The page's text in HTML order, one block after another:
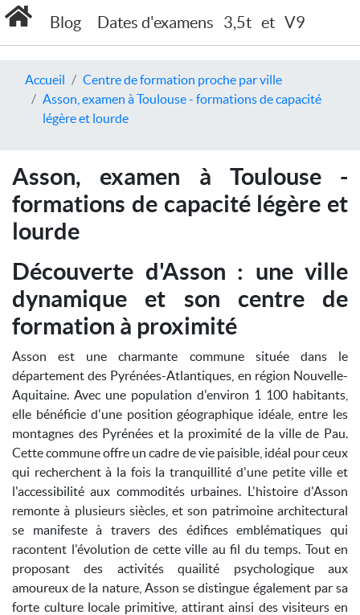
Blog Dates d'examens 3,5t et V9
Accueil
Centre de formation proche par ville
Asson, examen à Toulouse - formations de capacité
légère et lourde
Asson, examen à Toulouse -
formations de capacité légère et
lourde
Découverte d'Asson : une ville
dynamique et son centre de
formation à proximité
Asson est une charmante commune située dans le
département des Pyrénées-Atlantiques, en région Nouvelle-
Aquitaine. Avec une population d'environ 1 100 habitants,
elle bénéficie d'une position géographique idéale, entre les
montagnes des Pyrénées et la proximité de la ville de Pau.
Cette commune offre un cadre de vie paisible, idéal pour ceux
qui recherchent à la fois la tranquillité d'une petite ville et
l'accessibilité aux commodités urbaines. L'histoire d'Asson
remonte à plusieurs siècles, et son patrimoine architectural
se manifeste à travers des édifices emblématiques qui
racontent l'évolution de cette ville au fil du temps. Tout en
proposant des activités quailité psychologique aux
amoureux de la nature, Asson se distingue également par sa
forte culture locale primitive, attirant ainsi des visiteurs en